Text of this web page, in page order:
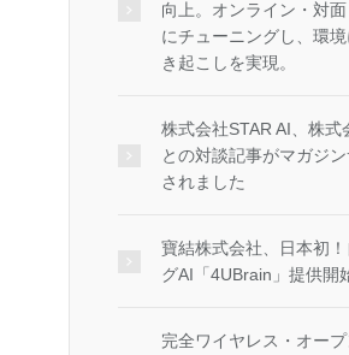
向上。オンライン・対
にチューニングし、環
き起こしを実現。
株式会社STAR AI、株式
との対談記事がマガジ
されました
寶結株式会社、日本初
グAI「4UBrain」提供開
完全ワイヤレス・オー